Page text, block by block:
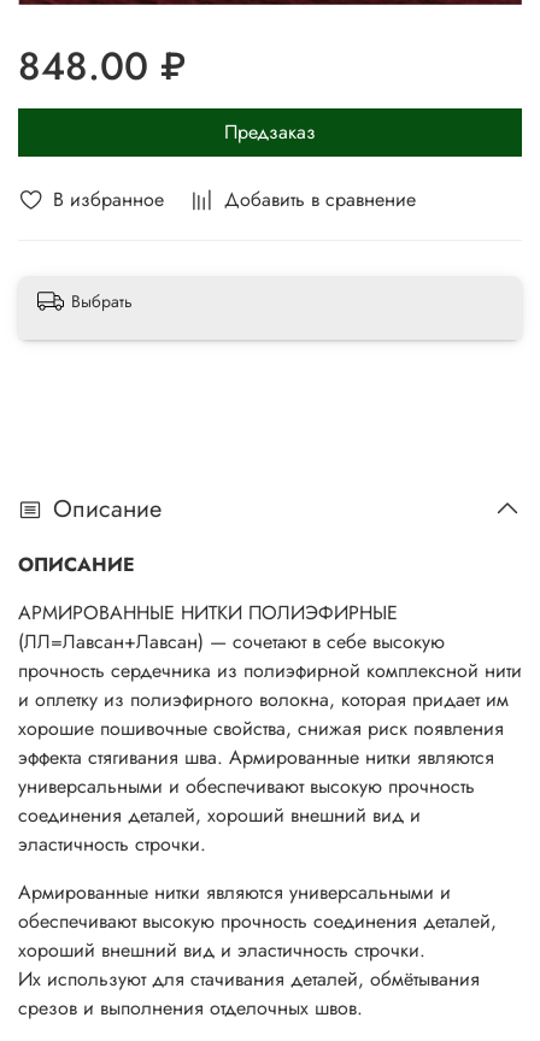
В избранное Добавить в сравнение
848.00 ₽
Предзаказ
Выбрать
Описание
ОПИСАНИЕ
АРМИРОВАННЫЕ НИТКИ ПОЛИЭФИРНЫЕ
(ЛЛ=Лавсан+Лавсан) — сочетают в себе высокую
прочность сердечника из полиэфирной комплексной нити
и оплетку из полиэфирного волокна, которая придает им
хорошие пошивочные свойства, снижая риск появления
эффекта стягивания шва. Армированные нитки являются
универсальными и обеспечивают высокую прочность
соединения деталей, хороший внешний вид и
эластичность строчки.
Армированные нитки являются универсальными и
обеспечивают высокую прочность соединения деталей,
хороший внешний вид и эластичность строчки.
Их используют для стачивания деталей, обмётывания
срезов и выполнения отделочных швов.